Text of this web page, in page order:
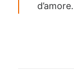
d’amore.